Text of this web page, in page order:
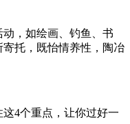
，如绘画、钓鱼、书
托，既怡情养性，陶冶